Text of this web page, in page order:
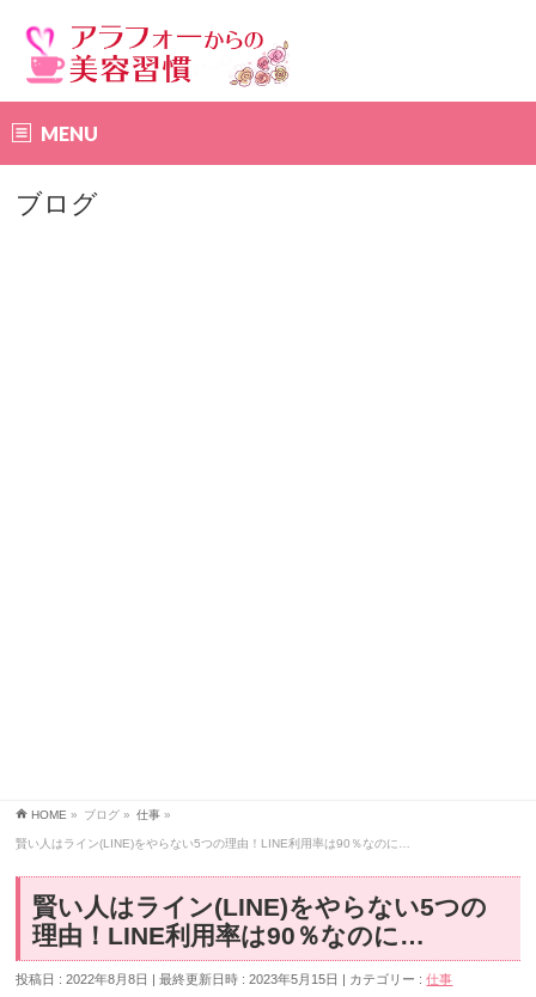
MENU
ブログ
HOME » ブログ » 仕事 »
賢い人はライン(LINE)をやらない5つの理由！LINE利用率は90％なのに…
賢い人はライン(LINE)をやらない5つの
理由！LINE利用率は90％なのに…
投稿日 : 2022年8月8日 最終更新日時 : 2023年5月15日 カテゴリー :仕事